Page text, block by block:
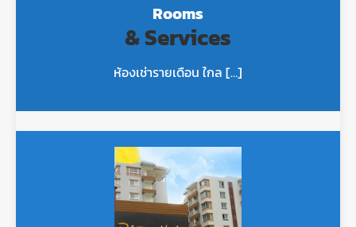
Rooms
& Services
ห้องเช่ารายเดือน ใกล […]